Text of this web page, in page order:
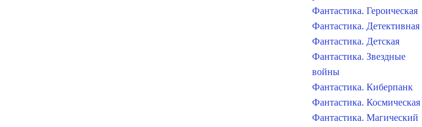
Фантастика. Героическая
Фантастика. Детективная
Фантастика. Детская
Фантастика. Звездные
войны
Фантастика. Киберпанк
Фантастика. Космическая
Фантастика. Магический